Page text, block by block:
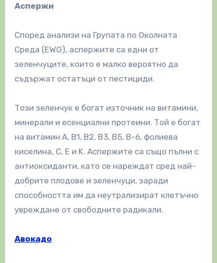
Аспержи
Според анализи на Групата по Околната
Среда (EWG), аспержите са едни от
зеленчуците, които е малко вероятно да
съдържат остатъци от пестициди.
Този зеленчук е богат източник на витамини,
минерали и есенциални протеини. Той е богат
на витамин А, B1, B2, B3, B5, B-6, фолиева
киселина, C, E и K. Аспержите са също пълни с
антиоксиданти, като се нареждат сред най-
добрите плодове и зеленчуци, заради
способността им да неутрализират клетъчно
увреждане от свободните радикали.
Авокадо